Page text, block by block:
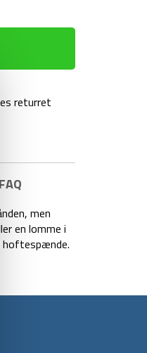
returret
FAQ
men
en lomme i
hoftespænde.